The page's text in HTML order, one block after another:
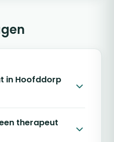
in Hoofddorp
therapeut